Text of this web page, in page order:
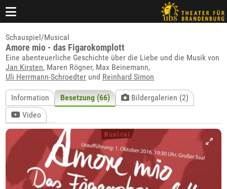
Schauspiel/Musical
Amore mio - das Figarokomplott
Eine abenteuerliche Geschichte über die Liebe und die Musik von
Jan Kirsten, Maren Rögner, Max Beinemann,
Uli Herrmann-Schroedter und Reinhard Simon
Information Besetzung (66)
Bildergalerien (2)
Video